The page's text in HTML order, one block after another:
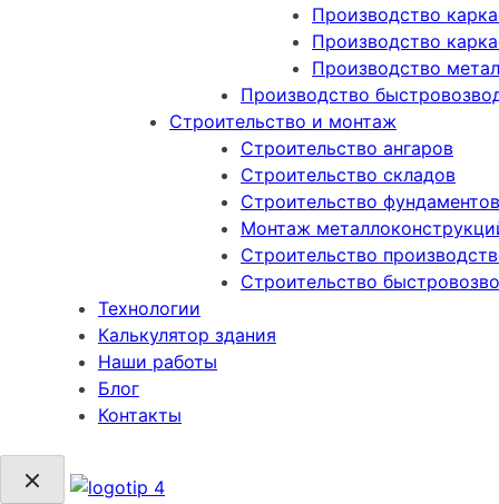
Производство
Производство
Производство
Производство
Строительство и монтаж
Строительство ангаров
Строительство складов
Строительство фундаментов
Монтаж
Cтроительство
Строительство
Технологии
Калькулятор здания
Наши работы
Блог
Контакты